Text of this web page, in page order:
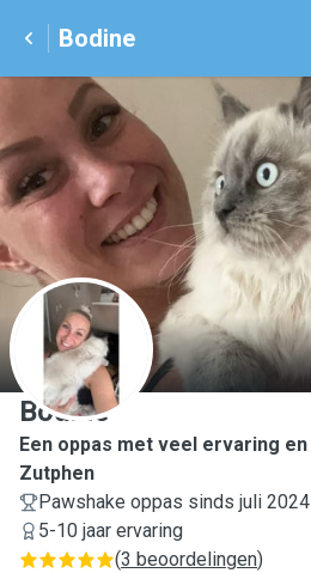
Bodine
B
Bodine
Een oppas met veel ervaring
Zutphen
Pawshake oppas sinds juli 2024
5-10 jaar ervaring
(3 beoordelingen)